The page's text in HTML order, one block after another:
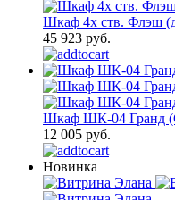
Шкаф 4х ств. Флэш
45 923 руб.
Шкаф ШК-04 Гранд
12 005 руб.
Новинка